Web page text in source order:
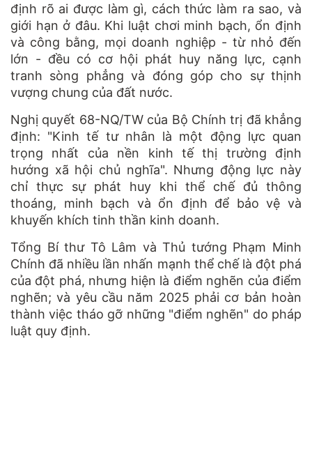
định rõ ai được làm gì, cách thức làm ra sao, và
giới hạn ở đâu. Khi luật chơi minh bạch, ổn định
và công bằng, mọi doanh nghiệp - từ nhỏ đến
lớn - đều có cơ hội phát huy năng lực, cạnh
tranh sòng phẳng và đóng góp cho sự thịnh
vượng chung của đất nước.
Nghị quyết 68-NQ/TW của Bộ Chính trị đã khẳng
định: "Kinh tế tư nhân là một động lực quan
trọng nhất của nền kinh tế thị trường định
hướng xã hội chủ nghĩa". Nhưng động lực này
chỉ thực sự phát huy khi thể chế đủ thông
thoáng, minh bạch và ổn định để bảo vệ và
khuyến khích tinh thần kinh doanh.
Tổng Bí thư Tô Lâm và Thủ tướng Phạm Minh
Chính đã nhiều lần nhấn mạnh thể chế là đột phá
của đột phá, nhưng hiện là điểm nghẽn của điểm
nghẽn; và yêu cầu năm 2025 phải cơ bản hoàn
thành việc tháo gỡ những "điểm nghẽn" do pháp
luật quy định.